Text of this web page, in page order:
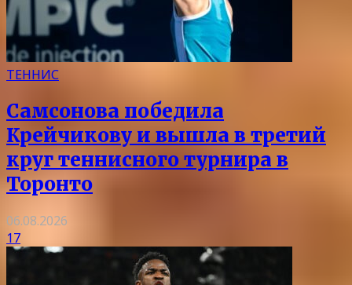
ТЕННИС
Самсонова победила
Крейчикову и вышла в третий
круг теннисного турнира в
Торонто
06.08.2026
17